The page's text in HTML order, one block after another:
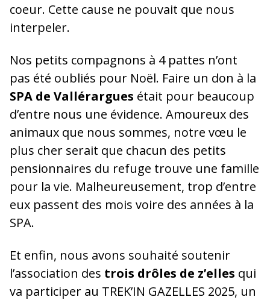
coeur. Cette cause ne pouvait que nous
interpeler.
Nos petits compagnons à 4 pattes n’ont
pas été oubliés pour Noël. Faire un don à la
SPA de Vallérargues était pour beaucoup
d’entre nous une évidence. Amoureux des
animaux que nous sommes, notre vœu le
plus cher serait que chacun des petits
pensionnaires du refuge trouve une famille
pour la vie. Malheureusement, trop d’entre
eux passent des mois voire des années à la
SPA.
Et enfin, nous avons souhaité soutenir
l’association des trois drôles de z’elles qui
va participer au TREK’IN GAZELLES 2025, un